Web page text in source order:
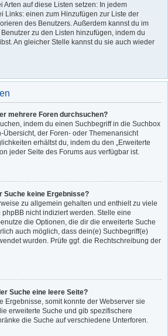
Arten auf diese Listen setzen: In jedem
Links: einen zum Hinzufügen zur Liste der
des Benutzers. Außerdem kannst du im
zu den Listen hinzufügen, indem du
An gleicher Stelle kannst du sie auch wieder
mehrere Foren durchsuchen?
indem du einen Suchbegriff in die Suchbox
der Foren- oder Themenansicht
erhältst du, indem du den „Erweiterte
jeder Seite des Forums aus verfügbar ist.
Suche keine Ergebnisse?
zu allgemein gehalten und enthielt zu viele
nicht indiziert werden. Stelle eine
die Optionen, die dir die erweiterte Suche
auch möglich, dass dein(e) Suchbegriff(e)
wurden. Prüfe ggf. die Rechtschreibung der
Suche eine leere Seite?
Ergebnisse, somit konnte der Webserver sie
erweiterte Suche und gib spezifischere
die Suche auf verschiedene Unterforen.